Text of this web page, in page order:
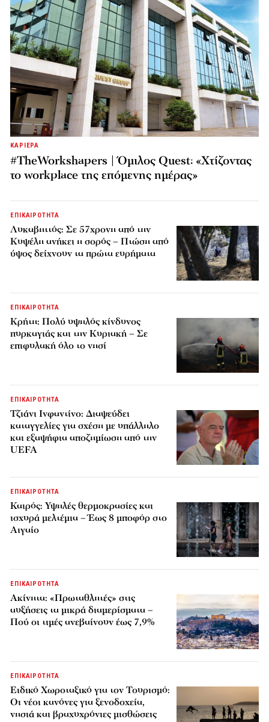
ΚΑΡΙΕΡΑ
#TheWorkshapers | Όμιλος Quest: «Χτίζοντας
το workplace της επόμενης ημέρας»
ΕΠΙΚΑΙΡΟΤΗΤΑ
Λυκαβηττός: Σε 57χρονη από την
Κυψέλη ανήκει η σορός – Πτώση από
ύψος δείχνουν τα πρώτα ευρήματα
ΕΠΙΚΑΙΡΟΤΗΤΑ
Κρήτη: Πολύ υψηλός κίνδυνος
πυρκαγιάς και την Κυριακή – Σε
επιφυλακή όλο το νησί
ΕΠΙΚΑΙΡΟΤΗΤΑ
Τζιάνι Ινφαντίνο: Διαψεύδει
καταγγελίες για σχέση με υπάλληλο
και εξαψήφια αποζημίωση από την
UEFA
ΕΠΙΚΑΙΡΟΤΗΤΑ
Καιρός: Υψηλές θερμοκρασίες και
ισχυρά μελτέμια – Έως 8 μποφόρ στο
Αιγαίο
ΕΠΙΚΑΙΡΟΤΗΤΑ
Ακίνητα: «Πρωταθλητές» στις
αυξήσεις τα μικρά διαμερίσματα –
Πού οι τιμές ανεβαίνουν έως 7,9%
ΕΠΙΚΑΙΡΟΤΗΤΑ
Ειδικό Χωροταξικό για τον Τουρισμό:
Οι νέοι κανόνες για ξενοδοχεία,
νησιά και βραχυχρόνιες μισθώσεις